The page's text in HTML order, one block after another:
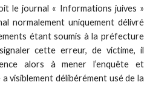
le journal « Informations juives »
normalement uniquement délivré
étant soumis à la préfecture
cette erreur, de victime, il
alors à mener l’enquête et
visiblement délibérément usé de la